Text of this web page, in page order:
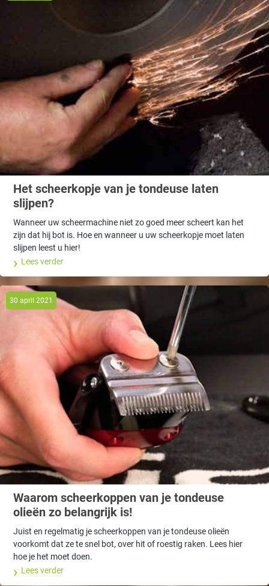
Het scheerkopje van je tondeuse laten
slijpen?
Wanneer uw scheermachine niet zo goed meer scheert kan het
zijn dat hij bot is. Hoe en wanneer u uw scheerkopje moet laten
slijpen leest u hier!
Lees verder
30 april 2021
Waarom scheerkoppen van je tondeuse
olieën zo belangrijk is!
Juist en regelmatig je scheerkoppen van je tondeuse olieën
voorkomt dat ze te snel bot, over hit of roestig raken. Lees hier
hoe je het moet doen.
Lees verder